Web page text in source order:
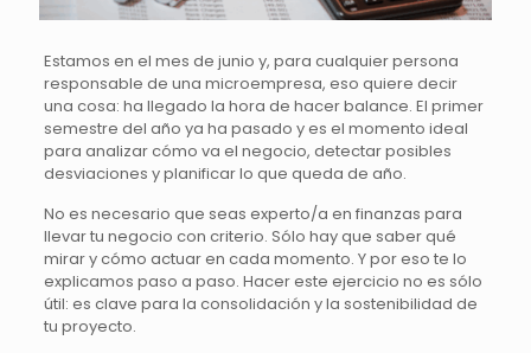
Estamos en el mes de junio y, para cualquier persona
responsable de una microempresa, eso quiere decir
una cosa: ha llegado la hora de hacer balance. El primer
semestre del año ya ha pasado y es el momento ideal
para analizar cómo va el negocio, detectar posibles
desviaciones y planificar lo que queda de año.
No es necesario que seas experto/a en finanzas para
llevar tu negocio con criterio. Sólo hay que saber qué
mirar y cómo actuar en cada momento. Y por eso te lo
explicamos paso a paso. Hacer este ejercicio no es sólo
útil: es clave para la consolidación y la sostenibilidad de
tu proyecto.